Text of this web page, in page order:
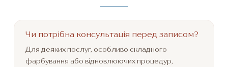
Чи потрібна консультація перед записом?
Для деяких послуг, особливо складного
фарбування або відновлюючих процедур,